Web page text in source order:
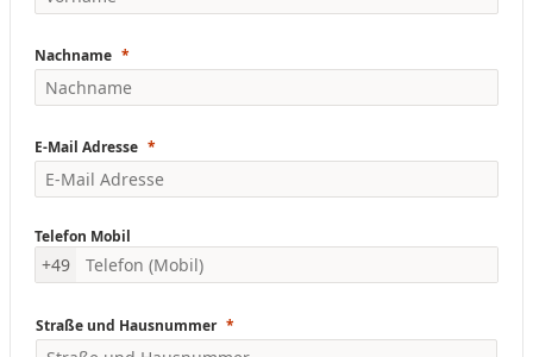
Nachname
E-Mail Adresse
Telefon Mobil
+49
Straße und Hausnummer